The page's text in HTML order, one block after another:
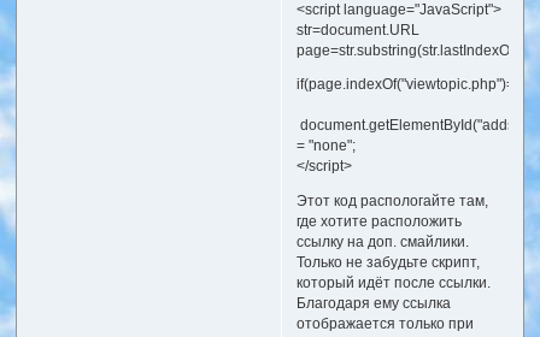
return false
</script>
<script language="JavaScript">
str=document.URL
page=str.substring(str.lastIndexOf('/
if(page.indexOf("viewtopic.php")==-1)
= "none";
</script>
Этот код распологайте там,
где хотите расположить
ссылку на доп. смайлики.
Только не забудьте скрипт,
который идёт после ссылки.
Благодаря ему ссылка
отображается только при